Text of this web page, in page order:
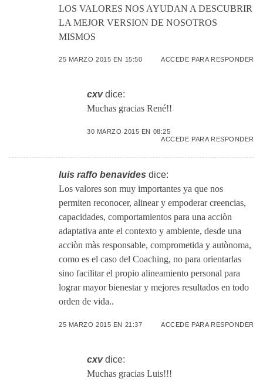
LOS VALORES NOS AYUDAN A DESCUBRIR
LA MEJOR VERSION DE NOSOTROS
MISMOS
25 MARZO 2015 EN 15:50 ACCEDE PARA RESPONDER
cxv dice:
Muchas gracias René!!
30 MARZO 2015 EN 08:25
ACCEDE PARA RESPONDER
luis raffo benavides dice:
Los valores son muy importantes ya que nos
permiten reconocer, alinear y empoderar creencias,
capacidades, comportamientos para una acciòn
adaptativa ante el contexto y ambiente, desde una
acciòn màs responsable, comprometida y autònoma,
como es el caso del Coaching, no para orientarlas
sino facilitar el propio alineamiento personal para
lograr mayor bienestar y mejores resultados en todo
orden de vida..
25 MARZO 2015 EN 21:37 ACCEDE PARA RESPONDER
cxv dice:
Muchas gracias Luis!!!